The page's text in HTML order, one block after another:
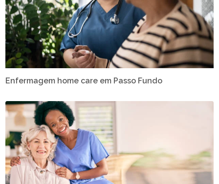
Enfermagem home care em Passo Fundo